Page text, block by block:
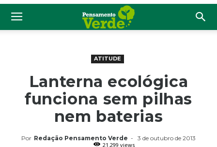
ATITUDE
Lanterna ecológica
funciona sem pilhas
nem baterias
Por Redação Pensamento Verde -
3 de outubro de 2013
21.299 views